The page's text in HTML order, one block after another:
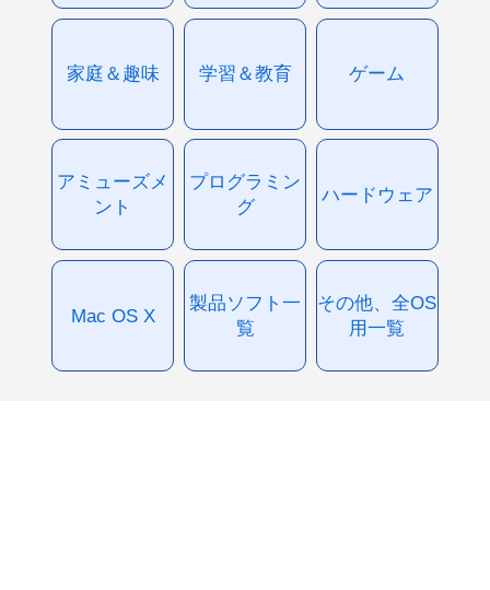
家庭＆趣味 学習＆教育 ゲーム
アミューズメ
ント
プログラミン
グ
ハードウェア
Mac OS X
製品ソフト一
覧
その他、全OS
用一覧